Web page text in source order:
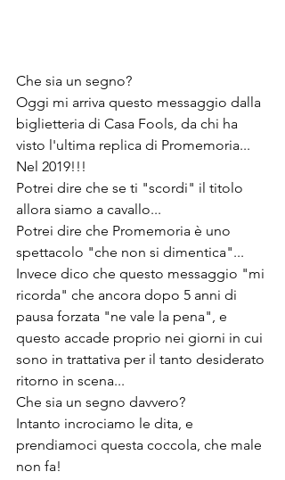
Che sia un segno?
Oggi mi arriva questo messaggio dalla
biglietteria di Casa Fools, da chi ha
visto l'ultima replica di Promemoria...
Nel 2019!!!
Potrei dire che se ti "scordi" il titolo
allora siamo a cavallo...
Potrei dire che Promemoria è uno
spettacolo "che non si dimentica"...
Invece dico che questo messaggio "mi
ricorda" che ancora dopo 5 anni di
pausa forzata "ne vale la pena", e
questo accade proprio nei giorni in cui
sono in trattativa per il tanto desiderato
ritorno in scena...
Che sia un segno davvero?
Intanto incrociamo le dita, e
prendiamoci questa coccola, che male
non fa!